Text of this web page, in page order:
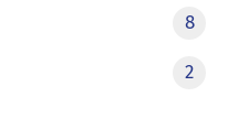
8
2